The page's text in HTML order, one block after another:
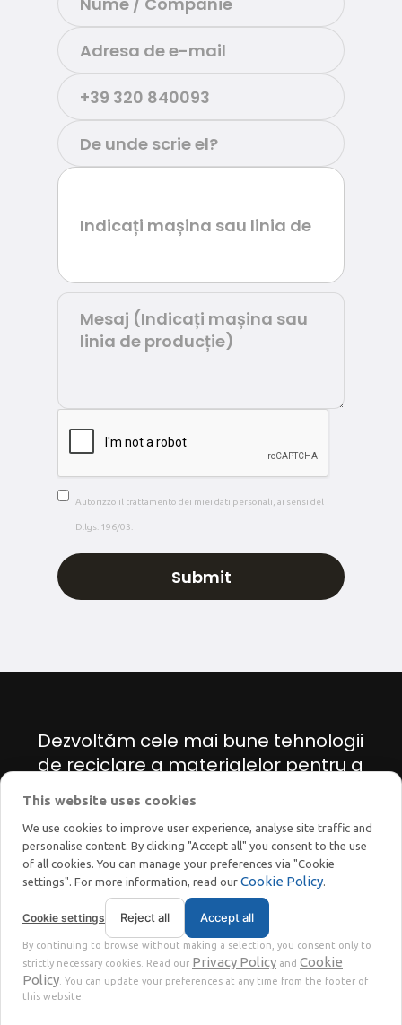
Autorizzo il trattamento dei miei dati personali, ai sensi del
D.lgs. 196/03.
Dezvoltăm cele mai bune tehnologii
de reciclare a materialelor pentru a
găsi soluții inovatoare pentru
tranziția energetică și ecologică.
STOKKERMILL | SELTEK SRL© 2023 | P. Iva. IT02360630301 |Privacy |Terms
This website uses cookies
We use cookies to improve user experience, analyse site traffic and
personalise content. By clicking "Accept all" you consent to the use
of all cookies. You can manage your preferences via "Cookie
settings". For more information, read our Cookie Policy.
Cookie settings Reject all Accept all
By continuing to browse without making a selection, you consent only to
strictly necessary cookies. Read our Privacy Policy and Cookie
Policy . You can update your preferences at any time from the footer of
this website.